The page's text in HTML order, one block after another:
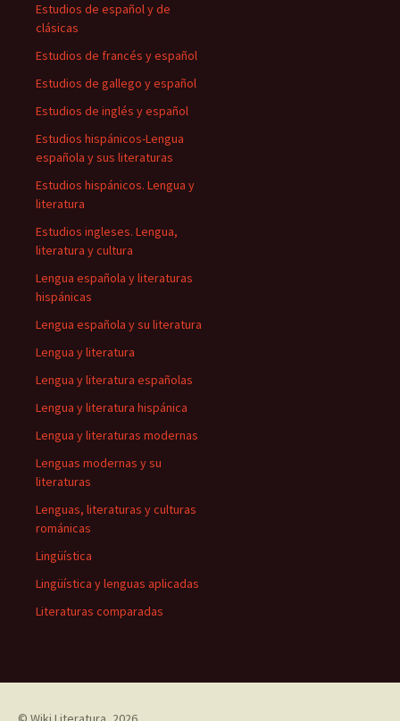
Estudios de español y de
clásicas
Estudios de francés y español
Estudios de gallego y español
Estudios de inglés y español
Estudios hispánicos-Lengua
española y sus literaturas
Estudios hispánicos. Lengua y
literatura
Estudios ingleses. Lengua,
literatura y cultura
Lengua española y literaturas
hispánicas
Lengua española y su literatura
Lengua y literatura
Lengua y literatura españolas
Lengua y literatura hispánica
Lengua y literaturas modernas
Lenguas modernas y su
literaturas
Lenguas, literaturas y culturas
románicas
Lingüística
Lingüística y lenguas aplicadas
Literaturas comparadas